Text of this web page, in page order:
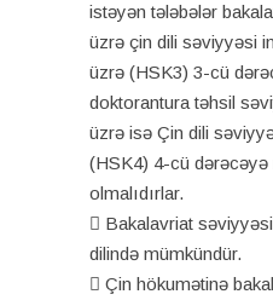
istəyən tələbələr
üzrə çin dili səviyyəsi
üzrə (HSK3) 3-cü
doktorantura təhsil
üzrə isə Çin dili
(HSK4) 4-cü dərəcəyə
olmalıdırlar.
 Bakalavriat
dilində mümkündür.
 Çin hökumətinə